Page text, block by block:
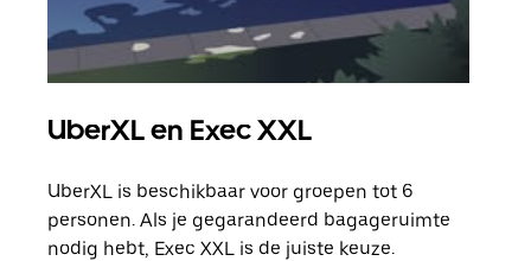
UberXL en Exec XXL
UberXL is beschikbaar voor groepen tot 6
personen. Als je gegarandeerd bagageruimte
nodig hebt, Exec XXL is de juiste keuze.